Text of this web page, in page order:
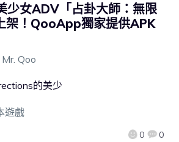
少女ADV「占卦大師：無限
架！QooApp獨家提供APK
Mr. Qoo
0 0
的美少
遊戲